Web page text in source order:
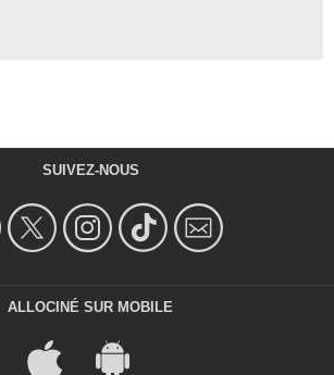
SUIVEZ-NOUS
ALLOCINÉ SUR MOBILE